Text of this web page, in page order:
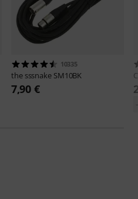
10335
the sssnake SM10BK
7,90 €